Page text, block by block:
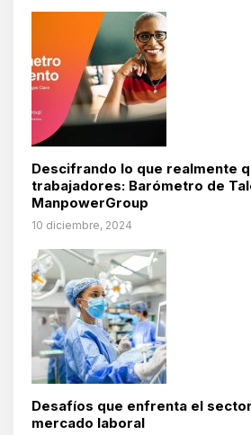
Descifrando lo que realmente
trabajadores: Barómetro de
ManpowerGroup
10 diciembre, 2024
Desafíos que enfrenta el
mercado laboral